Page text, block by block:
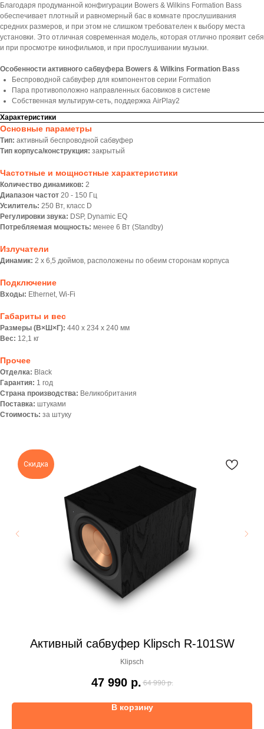
Благодаря продуманной конфигурации Bowers & Wilkins Formation Bass
обеспечивает плотный и равномерный бас в комнате прослушивания
средних размеров, и при этом не слишком требователен к выбору места
установки. Это отличная современная модель, которая отлично проявит себя
и при просмотре кинофильмов, и при прослушивании музыки.
Особенности активного сабвуфера Bowers & Wilkins Formation Bass
Беспроводной сабвуфер для компонентов серии Formation
Пара противоположно направленных басовиков в системе
Собственная мультирум-сеть, поддержка AirPlay2
Характеристики
Основные параметры
Тип: активный беспроводной сабвуфер
Тип корпуса/конструкция: закрытый
Частотные и мощностные характеристики
Количество динамиков: 2
Диапазон частот 20 - 150 Гц
Усилитель: 250 Вт, класс D
Регулировки звука: DSP, Dynamic EQ
Потребляемая мощность: менее 6 Вт (Standby)
Излучатели
Динамик: 2 х 6,5 дюймов, расположены по обеим сторонам корпуса
Подключение
Входы: Ethernet, Wi-Fi
Габариты и вес
Размеры (В×Ш×Г): 440 x 234 x 240 мм
Вес: 12,1 кг
Прочее
Отделка: Black
Гарантия: 1 год
Страна производства: Великобритания
Поставка: штуками
Стоимость: за штуку
Скидка
Активный сабвуфер Klipsch R-101SW
Klipsch
47 990 р. 64 990 р.
В корзину